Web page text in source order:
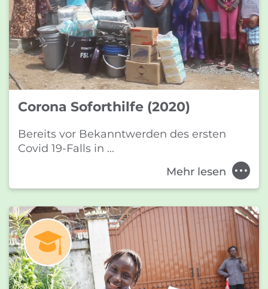
Corona Soforthilfe (2020)
Bereits vor Bekanntwerden des ersten
Covid 19-Falls in ...
Mehr lesen